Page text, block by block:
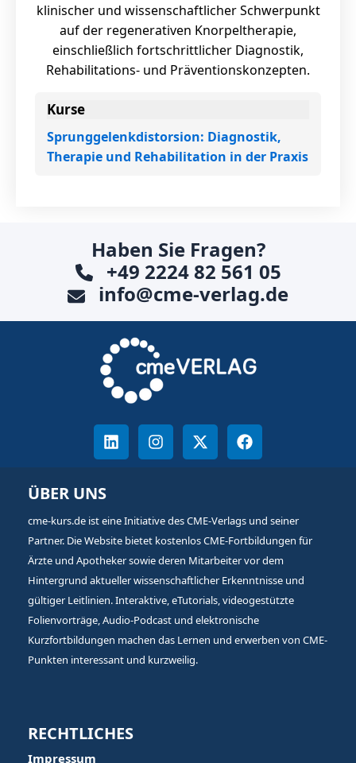
klinischer und wissenschaftlicher Schwerpunkt
auf der regenerativen Knorpeltherapie,
einschließlich fortschrittlicher Diagnostik,
Rehabilitations- und Präventionskonzepten.
Kurse
Sprunggelenkdistorsion: Diagnostik,
Therapie und Rehabilitation in der Praxis
Haben Sie Fragen?
+49 2224 82 561 05
info@cme-verlag.de
ÜBER UNS
cme-kurs.de ist eine Initiative des CME-Verlags und seiner
Partner. Die Website bietet kostenlos CME-Fortbildungen für
Ärzte und Apotheker sowie deren Mitarbeiter vor dem
Hintergrund aktueller wissenschaftlicher Erkenntnisse und
gültiger Leitlinien. Interaktive, eTutorials, videogestützte
Folienvorträge, Audio-Podcast und elektronische
Kurzfortbildungen machen das Lernen und erwerben von CME-
Punkten interessant und kurzweilig.
RECHTLICHES
Impressum